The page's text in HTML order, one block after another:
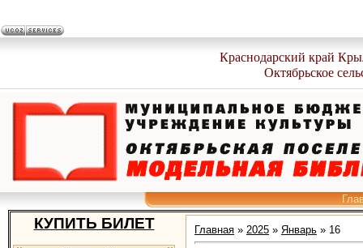
Краснодарский край
Октябрьское
КУПИТЬ БИЛЕТ Главная » 2025 » Январь » 16